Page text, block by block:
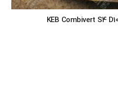
KEB Combivert S4